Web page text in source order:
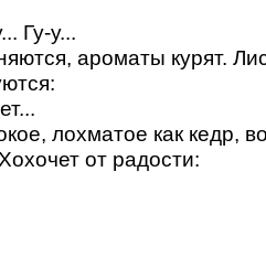
Гу-у...
ароматы курят.
лохматое как кедр,
от радости: